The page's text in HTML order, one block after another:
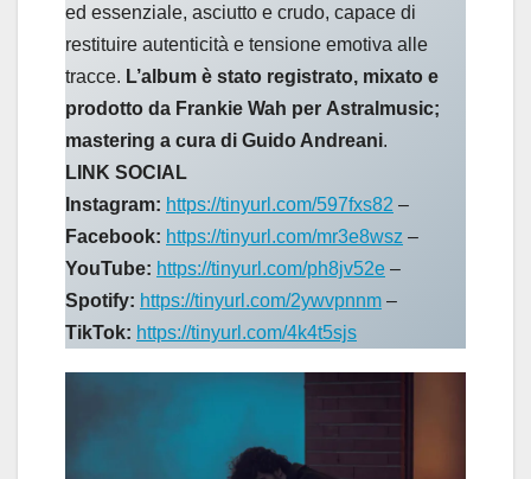
ed essenziale, asciutto e crudo, capace di
restituire autenticità e tensione emotiva alle
tracce. L’album è stato registrato, mixato e
prodotto da Frankie Wah per Astralmusic;
mastering a cura di Guido Andreani.
LINK SOCIAL
Instagram: https://tinyurl.com/597fxs82 –
Facebook: https://tinyurl.com/mr3e8wsz –
YouTube: https://tinyurl.com/ph8jv52e –
Spotify: https://tinyurl.com/2ywvpnnm –
TikTok: https://tinyurl.com/4k4t5sjs